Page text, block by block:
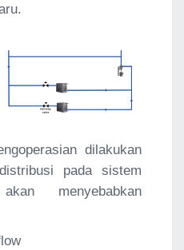
dilakukan
pada sistem
menyebabkan